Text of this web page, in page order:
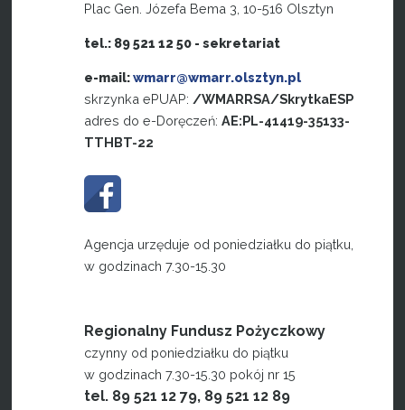
Plac Gen. Józefa Bema 3, 10-516 Olsztyn
tel.: 89 521 12 50 - sekretariat
e-mail:wmarr@wmarr.olsztyn.pl
skrzynka ePUAP: /WMARRSA/SkrytkaESP
adres do e-Doręczeń:AE:PL-41419-35133-
TTHBT-22
Agencja urzęduje od poniedziałku do piątku,
w godzinach 7.30-15.30
Regionalny Fundusz Pożyczkowy
czynny od poniedziałku do piątku
w godzinach 7.30-15.30 pokój nr 15
tel. 89 521 12 79, 89 521 12 89